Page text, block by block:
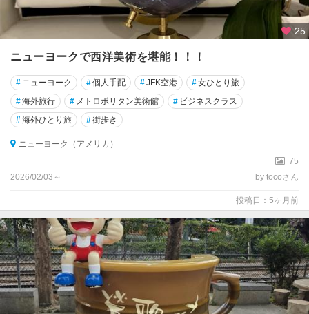
25
ニューヨークで西洋美術を堪能！！！
# ニューヨーク #個人手配 #JFK空港 #女ひとり旅
#海外旅行 # メトロポリタン美術館 # ビジネスクラス
#海外ひとり旅 #街歩き
ニューヨーク（アメリカ）
75
2026/02/03～
by tocoさん
投稿日：5ヶ月前